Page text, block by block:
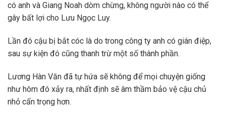
có anh và Giang Noah dòm chừng, không người nào có thể
gây bất lợi cho Lưu Ngọc Luy.
Lần đó cậu bị bắt cóc là do trong công ty anh có gián điệp,
sau sự kiện đó cũng thanh trừ một số thành phần.
Lương Hàn Văn đã tự hứa sẽ không để mọi chuyện giống
như hôm đó xảy ra, nhất định sẽ âm thầm bảo vệ cậu chủ
nhỏ cẩn trọng hơn.